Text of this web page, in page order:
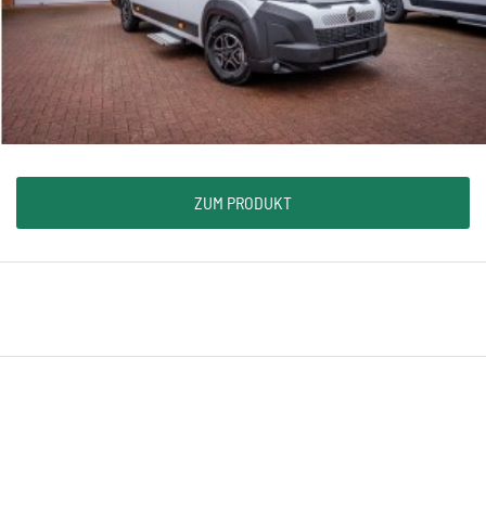
ZUM PRODUKT